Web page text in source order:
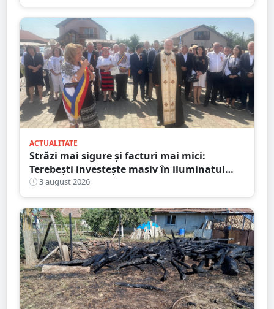
ACTUALITATE
Străzi mai sigure și facturi mai mici:
Terebești investește masiv în iluminatul
public
3 august 2026